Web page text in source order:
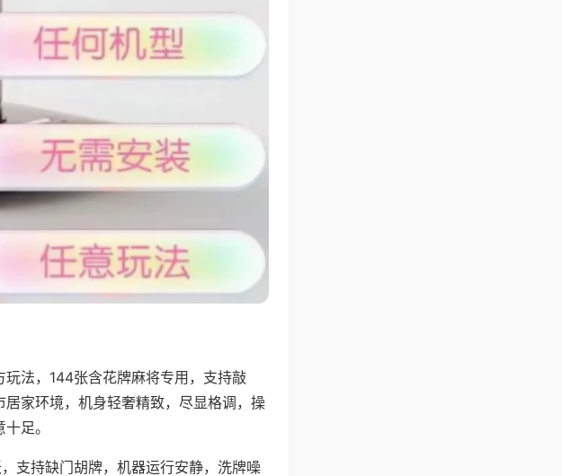
玩法，144张含花牌麻将专用，支持敲
家环境，机身轻奢精致，尽显格调，操
足。
支持缺门胡牌，机器运行安静，洗牌噪